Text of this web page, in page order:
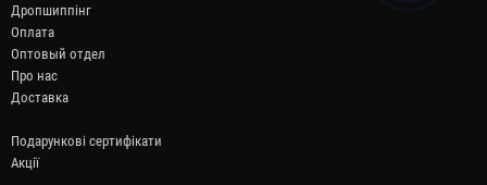
Дропшиппінг
Оплата
Оптовый отдел
Про нас
Доставка
Подарункові сертифікати
Акції